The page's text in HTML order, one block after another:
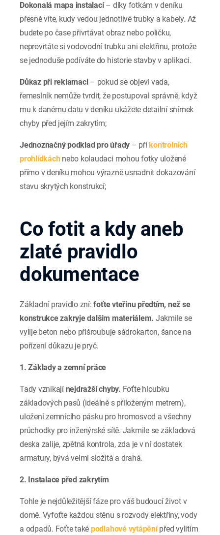
Dokonalá mapa instalací– díky fotkám v deníku
přesně víte, kudy vedou jednotlivé trubky a kabely. Až
budete po čase přivrtávat obraz nebo poličku,
neprovrtáte si vodovodní trubku ani elektřinu, protože
se jednoduše podíváte do historie stavby v aplikaci.
Důkaz při reklamaci– pokud se objeví vada,
řemeslník nemůže tvrdit, že postupoval správně, když
mu k danému datu v deníku ukážete detailní snímek
chyby před jejím zakrytím;
Jednoznačný podklad pro úřady – přikontrolních
prohlídkáchnebo kolaudaci mohou fotky uložené
přímo v deníku mohou výrazně usnadnit dokazování
stavu skrytých konstrukcí;
Co fotit a kdy aneb
zlaté pravidlo
dokumentace
Základní pravidlo zní:foťte vteřinu předtím, než se
konstrukce zakryje dalším materiálem. Jakmile se
vylije beton nebo přišroubuje sádrokarton, šance na
pořízení důkazu je pryč.
1. Základy a zemní práce
Tady vznikají nejdražší chyby. Foťte hloubku
základových pasů (ideálně s přiloženým metrem),
uložení zemnícího pásku pro hromosvod a všechny
průchodky pro inženýrské sítě. Jakmile se základová
deska zalije, zpětná kontrola, zda je v ní dostatek
armatury, bývá velmi složitá a drahá.
2. Instalace před zakrytím
Tohle je nejdůležitější fáze pro váš budoucí život v
domě. Vyfoťte každou stěnu s rozvody elektřiny, vody
a odpadů. Foťte také podlahové vytápěnípřed vylitím